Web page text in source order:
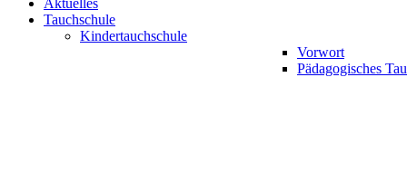
Aktuelles
Tauchschule
Kindertauchschule
Vorwort
Pädagogisches